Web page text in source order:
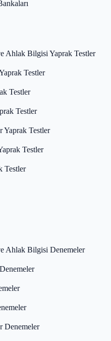
Ahlak Bilgisi Yaprak Testler
Testler
Testler
Testler
Yaprak Testler
Testler
Testler
Ahlak Bilgisi Denemeler
Denemeler